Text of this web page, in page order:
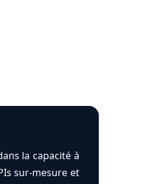
la capacité à
sur-mesure et